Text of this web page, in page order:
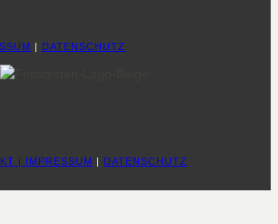
| DATENSCHUTZ
| IMPRESSUM | DATENSCHUTZ